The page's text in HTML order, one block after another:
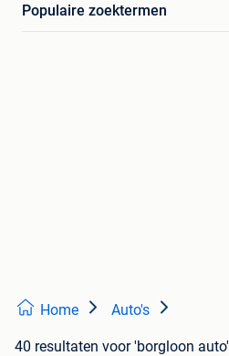
Populaire zoektermen
Home Auto's
40 resultaten voor 'borgloon auto'